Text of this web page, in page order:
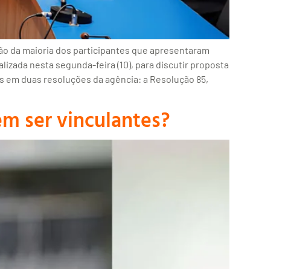
da maioria dos participantes que apresentaram
nesta segunda-feira (10), para discutir proposta
duas resoluções da agência: a Resolução 85,
ser vinculantes?